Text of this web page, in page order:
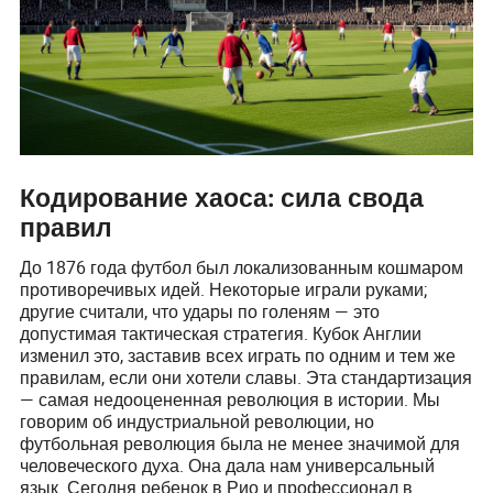
Кодирование хаоса: сила свода
правил
До 1876 года футбол был локализованным кошмаром
противоречивых идей. Некоторые играли руками;
другие считали, что удары по голеням — это
допустимая тактическая стратегия. Кубок Англии
изменил это, заставив всех играть по одним и тем же
правилам, если они хотели славы. Эта стандартизация
— самая недооцененная революция в истории. Мы
говорим об индустриальной революции, но
футбольная революция была не менее значимой для
человеческого духа. Она дала нам универсальный
язык. Сегодня ребенок в Рио и профессионал в